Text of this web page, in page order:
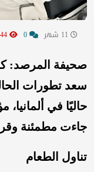
صحيفة المرصد:
سعد تطورات
حاليًا في ألمانيا،
جاءت مطمئنة
تناول الطعام